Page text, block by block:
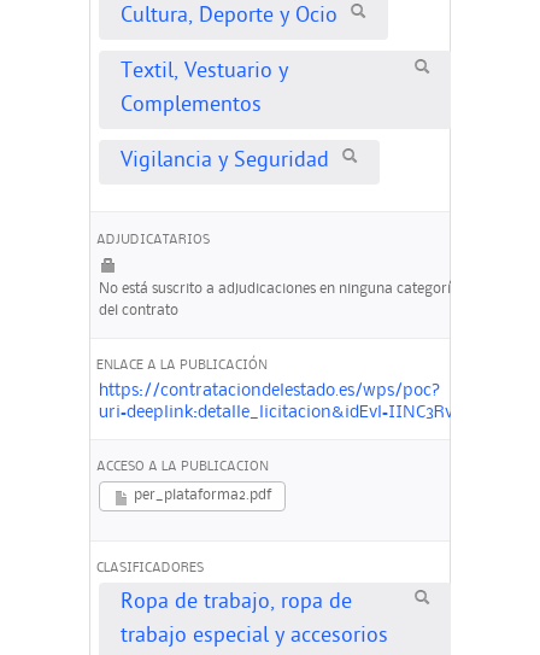
Cultura, Deporte y Ocio
Textil, Vestuario y
Complementos
Vigilancia y Seguridad
ADJUDICATARIOS
No está suscrito a adjudicaciones en ninguna categoría
del contrato
ENLACE A LA PUBLICACIÓN
https://contrataciondelestado.es/wps/poc?
ACCESO A LA PUBLICACION
per_plataforma2.pdf
CLASIFICADORES
Ropa de trabajo, ropa de
trabajo especial y accesorios